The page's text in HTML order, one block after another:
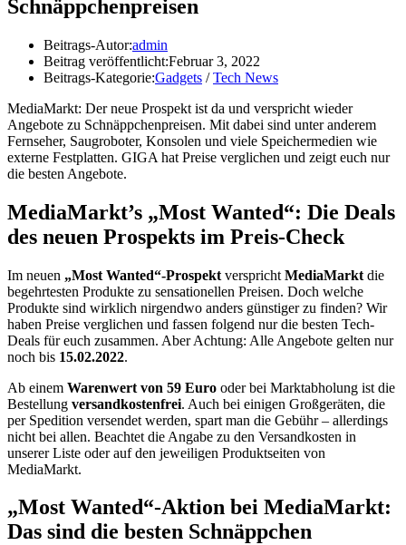
Schnäppchenpreisen
Beitrags-Autor:admin
Beitrag veröffentlicht:Februar 3, 2022
Beitrags-Kategorie:Gadgets / Tech News
MediaMarkt: Der neue Prospekt ist da und verspricht wieder
Angebote zu Schnäppchenpreisen. Mit dabei sind unter anderem
Fernseher, Saugroboter, Konsolen und viele Speichermedien wie
externe Festplatten. GIGA hat Preise verglichen und zeigt euch nur
die besten Angebote.
MediaMarkt’s „Most Wanted“: Die Deals
des neuen Prospekts im Preis-Check
Im neuen „Most Wanted“-Prospekt verspricht MediaMarkt die
begehrtesten Produkte zu sensationellen Preisen. Doch welche
Produkte sind wirklich nirgendwo anders günstiger zu finden? Wir
haben Preise verglichen und fassen folgend nur die besten Tech-
Deals für euch zusammen. Aber Achtung: Alle Angebote gelten nur
noch bis 15.02.2022.
Ab einem Warenwert von 59 Euro oder bei Marktabholung ist die
Bestellung versandkostenfrei. Auch bei einigen Großgeräten, die
per Spedition versendet werden, spart man die Gebühr – allerdings
nicht bei allen. Beachtet die Angabe zu den Versandkosten in
unserer Liste oder auf den jeweiligen Produktseiten von
MediaMarkt.
„Most Wanted“-Aktion bei MediaMarkt:
Das sind die besten Schnäppchen